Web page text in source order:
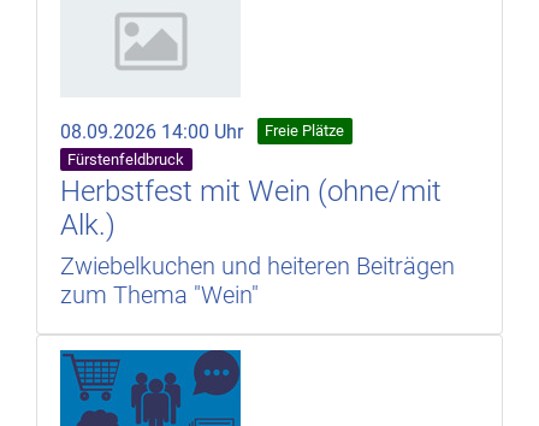
08.09.2026 14:00 Uhr
Freie Plätze
Fürstenfeldbruck
Herbstfest mit Wein (ohne/mit
Alk.)
Zwiebelkuchen und heiteren Beiträgen
zum Thema "Wein"